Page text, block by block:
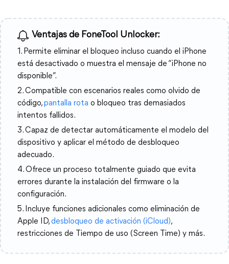
Ventajas de FoneTool Unlocker:
1. Permite eliminar el bloqueo incluso cuando el iPhone
está desactivado o muestra el mensaje de “iPhone no
disponible”.
2. Compatible con escenarios reales como olvido de
código,pantalla rota o bloqueo tras demasiados
intentos fallidos.
3. Capaz de detectar automáticamente el modelo del
dispositivo y aplicar el método de desbloqueo
adecuado.
4. Ofrece un proceso totalmente guiado que evita
errores durante la instalación del firmware o la
configuración.
5. Incluye funciones adicionales como eliminación de
Apple ID, desbloqueo de activación (iCloud),
restricciones de Tiempo de uso (Screen Time) y más.